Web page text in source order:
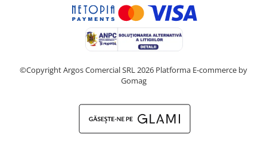
©Copyright Argos Comercial SRL 2026 Platforma E-commerce by
Gomag